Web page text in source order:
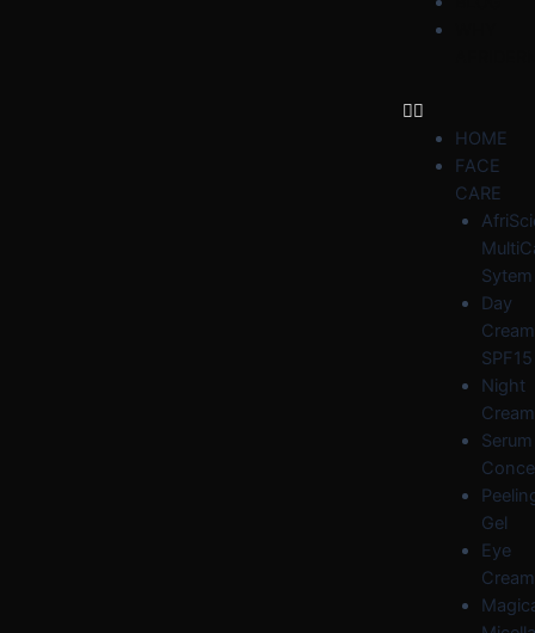
HOME
FACE
CARE
Sytem
Day
Cream
SPF15
Night
Cream
Serum
Gel
Eye
Cream